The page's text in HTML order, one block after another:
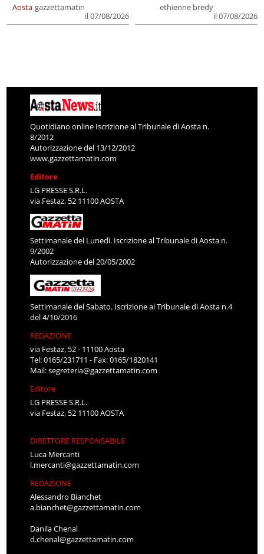
Aosta gazzettamatin
il 07/08/2026
ethienne bredy
il 07/08/2026
Quotidiano online Iscrizione al Tribunale di Aosta n.
8/2012
Autorizzazione del 13/12/2012
www.gazzettamatin.com
Editore
LG PRESSE S.R.L.
via Festaz, 52 11100 AOSTA
Settimanale del Lunedì. Iscrizione al Tribunale di Aosta n.
9/2002
Autorizzazione del 20/05/2002
Settimanale del Sabato. Iscrizione al Tribunale di Aosta n.4
del 4/10/2016
REDAZIONE
via Festaz, 52 - 11100 Aosta
Tel: 0165/231711 - Fax: 0165/1820141
Mail:segreteria@gazzettamatin.com
Editore
LG PRESSE S.R.L.
via Festaz, 52 11100 AOSTA
DIRETTORE RESPONSABILE
Luca Mercanti
l.mercanti@gazzettamatin.com
REDAZIONE
Alessandro Bianchet
a.bianchet@gazzettamatin.com
Danila Chenal
d.chenal@gazzettamatin.com